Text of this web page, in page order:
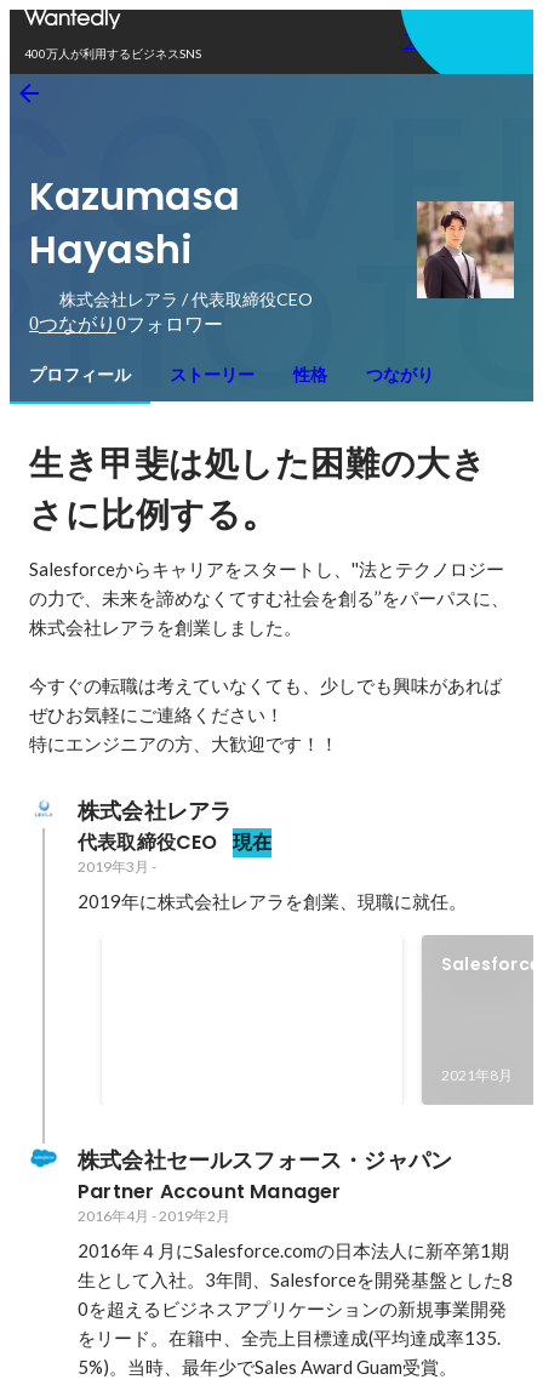
400万人が利用するビジネスSNS
アプリを使う
Kazumasa
Hayashi
株式会社レアラ / 代表取締役CEO
0つながり 0フォロワー
プロフィール ストーリー 性格 つながり
生き甲斐は処した困難の大き
さに比例する。
Salesforceからキャリアをスタートし、''法とテクノロジー
の力で、未来を諦めなくてすむ社会を創る’’をパーパスに、
株式会社レアラを創業しました。
今すぐの転職は考えていなくても、少しでも興味があれば
ぜひお気軽にご連絡ください！
特にエンジニアの方、大歓迎です！！
株式会社レアラ
代表取締役CEO 現在
2019年3月 -
2019年に株式会社レアラを創業、現職に就任。
Salesforce
2021年8月
株式会社セールスフォース・ジャパン
Partner Account Manager
2016年4月 -2019年2月
2016年４月にSalesforce.comの日本法人に新卒第1期
生として入社。3年間、Salesforceを開発基盤とした8
0を超えるビジネスアプリケーションの新規事業開発
をリード。在籍中、全売上目標達成(平均達成率135.
5%)。当時、最年少でSales Award Guam受賞。